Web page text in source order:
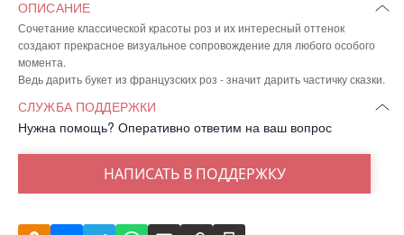
ОПИСАНИЕ
Сочетание классической красоты роз и их интересный оттенок
создают прекрасное визуальное сопровождение для любого особого
момента.
Ведь дарить букет из французских роз - значит дарить частичку сказки.
СЛУЖБА ПОДДЕРЖКИ
Нужна помощь? Оперативно ответим на ваш вопрос
НАПИСАТЬ В ПОДДЕРЖКУ